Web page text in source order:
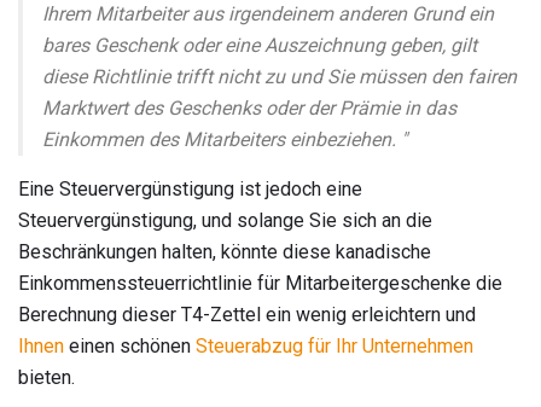
Ihrem Mitarbeiter aus irgendeinem anderen Grund ein
bares Geschenk oder eine Auszeichnung geben, gilt
diese Richtlinie trifft nicht zu und Sie müssen den fairen
Marktwert des Geschenks oder der Prämie in das
Einkommen des Mitarbeiters einbeziehen. "
Eine Steuervergünstigung ist jedoch eine
Steuervergünstigung, und solange Sie sich an die
Beschränkungen halten, könnte diese kanadische
Einkommenssteuerrichtlinie für Mitarbeitergeschenke die
Berechnung dieser T4-Zettel ein wenig erleichtern und
Ihnen einen schönen Steuerabzug für Ihr Unternehmen
bieten.